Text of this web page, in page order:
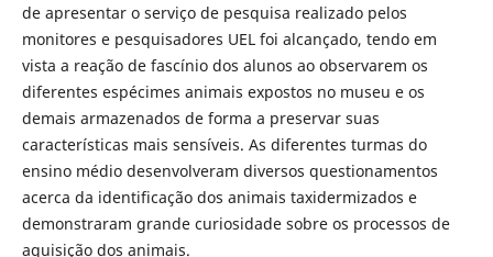
de apresentar o serviço de pesquisa realizado pelos
monitores e pesquisadores UEL foi alcançado, tendo em
vista a reação de fascínio dos alunos ao observarem os
diferentes espécimes animais expostos no museu e os
demais armazenados de forma a preservar suas
características mais sensíveis. As diferentes turmas do
ensino médio desenvolveram diversos questionamentos
acerca da identificação dos animais taxidermizados e
demonstraram grande curiosidade sobre os processos de
aquisição dos animais.